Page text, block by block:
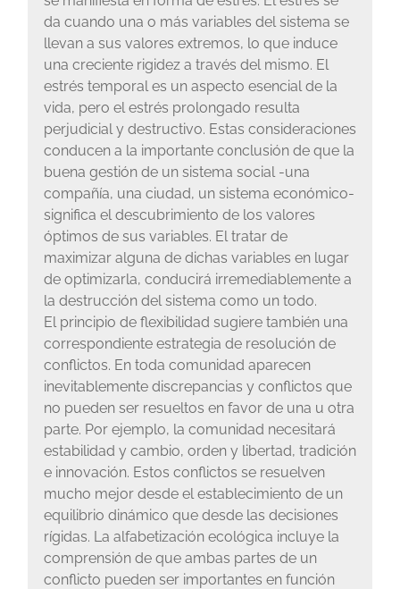
da cuando una o más variables del sistema se
llevan a sus valores extremos, lo que induce
una creciente rigidez a través del mismo. El
estrés temporal es un aspecto esencial de la
vida, pero el estrés prolongado resulta
perjudicial y destructivo. Estas consideraciones
conducen a la importante conclusión de que la
buena gestión de un sistema social -una
compañía, una ciudad, un sistema económico-
significa el descubrimiento de los valores
óptimos de sus variables. El tratar de
maximizar alguna de dichas variables en lugar
de optimizarla, conducirá irremediablemente a
la destrucción del sistema como un todo.
El principio de flexibilidad sugiere también una
correspondiente estrategia de resolución de
conflictos. En toda comunidad aparecen
inevitablemente discrepancias y conflictos que
no pueden ser resueltos en favor de una u otra
parte. Por ejemplo, la comunidad necesitará
estabilidad y cambio, orden y libertad, tradición
e innovación. Estos conflictos se resuelven
mucho mejor desde el establecimiento de un
equilibrio dinámico que desde las decisiones
rígidas. La alfabetización ecológica incluye la
comprensión de que ambas partes de un
conflicto pueden ser importantes en función